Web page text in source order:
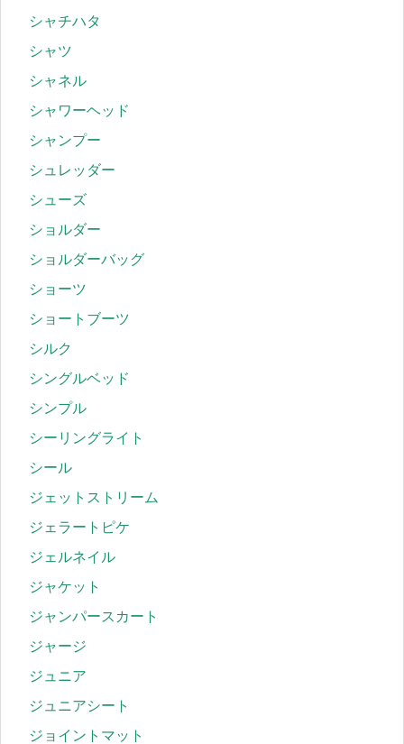
シャチハタ
シャツ
シャネル
シャワーヘッド
シャンプー
シュレッダー
シューズ
ショルダー
ショルダーバッグ
ショーツ
ショートブーツ
シルク
シングルベッド
シンプル
シーリングライト
シール
ジェットストリーム
ジェラートピケ
ジェルネイル
ジャケット
ジャンパースカート
ジャージ
ジュニア
ジュニアシート
ジョイントマット